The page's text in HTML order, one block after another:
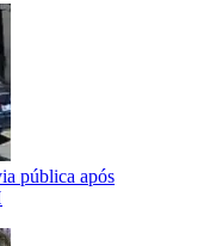
pública após